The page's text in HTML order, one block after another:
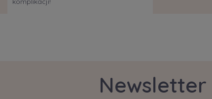
Newsletter